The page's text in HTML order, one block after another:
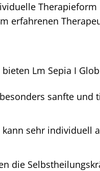
erfahrenen
Lm Sepia I
sanfte
sehr individuell
die